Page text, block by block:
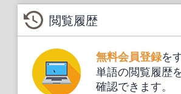
閲覧履歴
無料会員登録を
単語の閲覧履歴
確認できます。